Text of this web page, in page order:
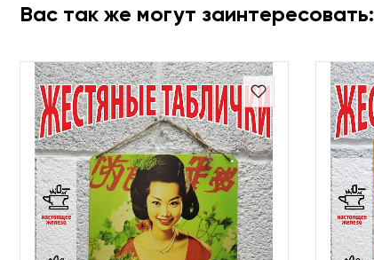
Вас так же могут заинтересовать: